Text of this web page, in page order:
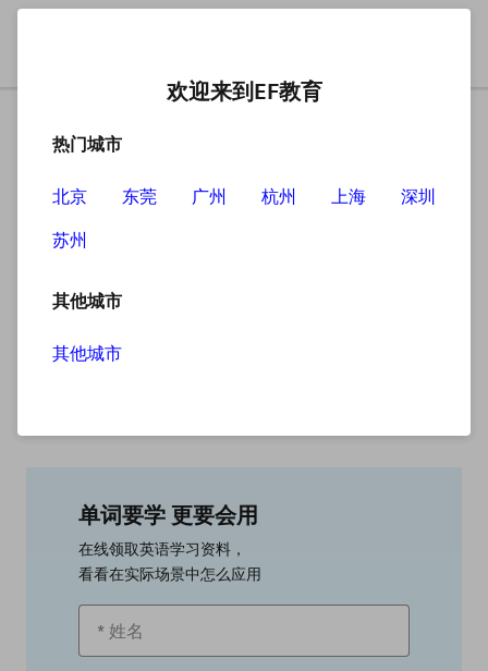
单词要学 更要会用
在线领取英语学习资料，
看看在实际场景中怎么应用
欢迎来到EF教育
热门城市
北京 东莞 广州 杭州 上海
深圳
苏州
其他城市
其他城市